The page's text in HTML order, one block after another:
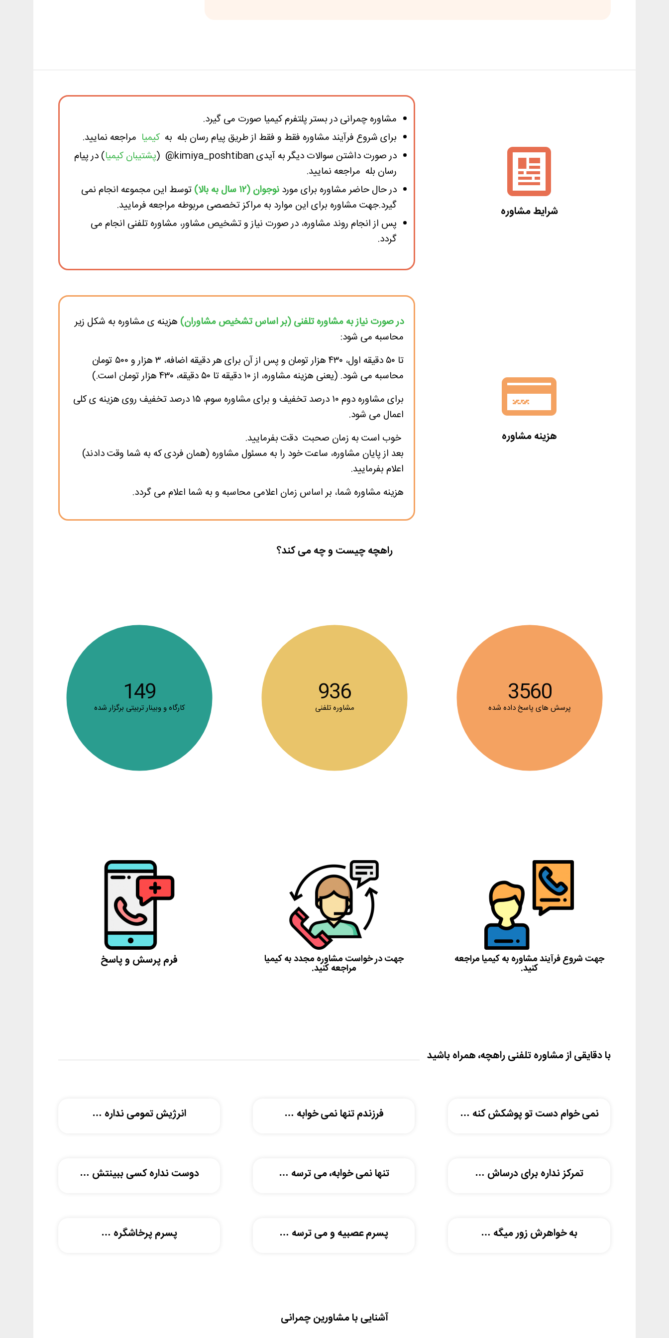
شرایط مشاوره
مشاوره چمرانی در بستر پلتفرم کیمیا صورت می گیرد.
برای شروع فرآیند مشاوره فقط و فقط از طریق پیام رسان بله به کیمیا مراجعه نمایید.
در صورت داشتن سوالات دیگر به آیدی kimiya_poshtiban@ (
پشتیبان کیمیا) در پیام
رسان بله مراجعه نمایید.
در حال حاضر مشاوره برای موردنوجوان (۱۲ سال به بالا)
توسط این مجموعه انجام نمی
گیرد.جهت مشاوره برای این موارد به مراکز تخصصی مربوطه مراجعه فرمایید.
پس از انجام روند مشاوره، در صورت نیاز و تشخیص مشاور، مشاوره تلفنی انجام می
گردد.
هزینه مشاوره
در صورت نیاز به مشاوره تلفنی (بر اساس تشخیص مشاوران) هزینه ی مشاوره به شکل زیر
محاسبه می شود:
تا ۵۰ دقیقه اول، ۴۳۰ هزار تومان و پس از آن برای هر دقیقه اضافه، ۳ هزار و ۵۰۰ تومان
محاسبه می شود. (یعنی هزینه مشاوره، از ۱۰ دقیقه تا ۵۰ دقیقه، ۴۳۰ هزار تومان است.)
برای مشاوره دوم ۱۰ درصد تخفیف و برای مشاوره سوم، ۱۵ درصد تخفیف روی هزینه ی کلی
اعمال می شود.
خوب است به زمان صحبت دقت بفرمایید.
بعد از پایان مشاوره، ساعت خود را به مسئول مشاوره (همان فردی که به شما وقت دادند)
اعلام بفرمایید‌.
هزینه مشاوره شما، بر اساس زمان اعلامی محاسبه و به شما اعلام می گردد.
راهچه چیست و چه می کند؟
3560
پرسش های پاسخ داده شده 936
مشاوره تلفنی 149
کارگاه و وبینار تربیتی برگزار شده
جهت شروع فرآیند مشاوره بهکیمیامراجعه
کنید.
جهت در خواست مشاوره مجدد بهکیمیا
مراجعه کنید.
فرم پرسش و پاسخ
با دقایقی از مشاوره تلفنی راهچه، همراه باشید
نمی خوام دست تو پوشکش کنه … فرزندم تنها نمی خوابه … انرژیش تمومی نداره …
تمرکز نداره برای درساش … تنها نمی خوابه، می ترسه … دوست نداره کسی ببینتش …
به خواهرش زور میگه … پسرم عصبیه و می ترسه … پسرم پرخاشگره …
آشنایی با مشاورین چمرانی